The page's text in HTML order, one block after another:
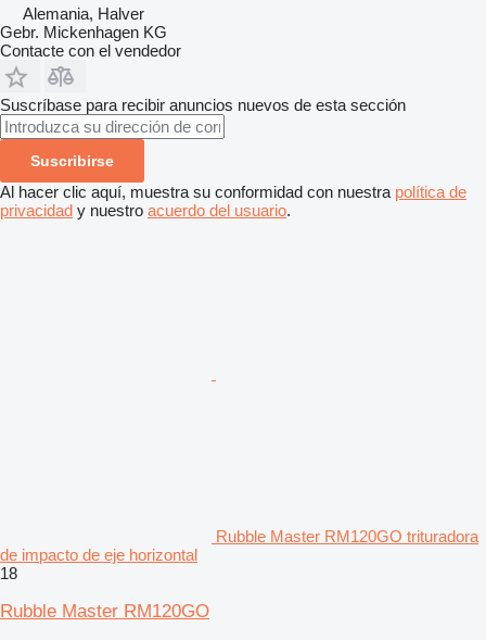
Alemania, Halver
Gebr. Mickenhagen KG
Contacte con el vendedor
Suscríbase para recibir anuncios nuevos de esta sección
Suscribirse
Al hacer clic aquí, muestra su conformidad con nuestra política de
privacidad y nuestro acuerdo del usuario.
Rubble Master RM120GO trituradora
de impacto de eje horizontal
18
Rubble Master RM120GO